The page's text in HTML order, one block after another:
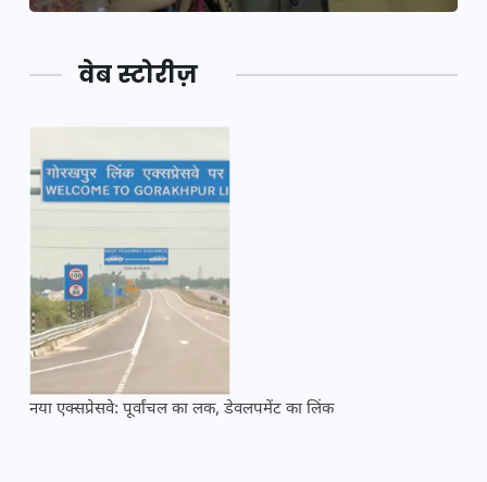
वेब स्टोरीज़
नया एक्सप्रेसवे: पूर्वांचल का लक, डेवलपमेंट का लिंक